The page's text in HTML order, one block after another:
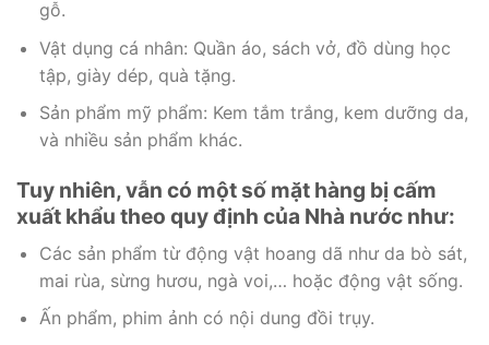
gỗ.
Vật dụng cá nhân: Quần áo, sách vở, đồ dùng học
tập, giày dép, quà tặng.
Sản phẩm mỹ phẩm: Kem tắm trắng, kem dưỡng da,
và nhiều sản phẩm khác.
Tuy nhiên, vẫn có một số mặt hàng bị cấm
xuất khẩu theo quy định của Nhà nước như:
Các sản phẩm từ động vật hoang dã như da bò sát,
mai rùa, sừng hươu, ngà voi,… hoặc động vật sống.
Ấn phẩm, phim ảnh có nội dung đồi trụy.